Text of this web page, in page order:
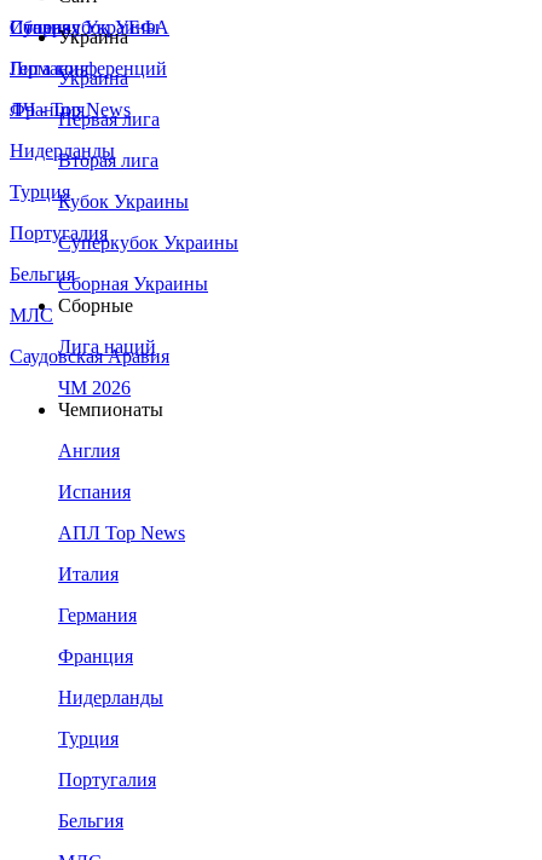
Сборная Украины
Италия
Германия
Франция
Нидерланды
Турция
Португалия
Бельгия
МЛС
Саудовская Аравия
Суперкубок УЕФА
Лига конференций
ЛЧ - Top News
Украина
Украина
Первая лига
Вторая лига
Кубок Украины
Суперкубок Украины
Сборная Украины
Сборные
Лига наций
ЧМ 2026
Чемпионаты
Англия
Испания
АПЛ Top News
Италия
Германия
Франция
Нидерланды
Турция
Португалия
Бельгия